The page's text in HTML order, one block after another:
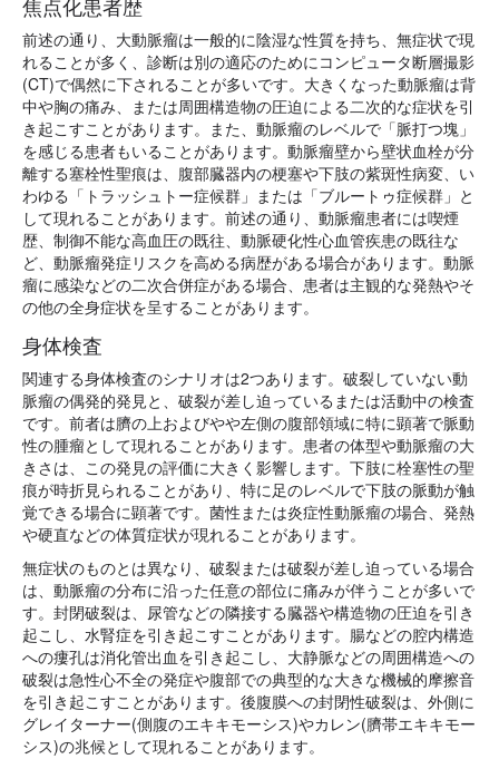
焦点化患者歴
前述の通り、大動脈瘤は一般的に陰湿な性質を持ち、無症状で現
れることが多く、診断は別の適応のためにコンピュータ断層撮影
(CT)で偶然に下されることが多いです。大きくなった動脈瘤は背
中や胸の痛み、または周囲構造物の圧迫による二次的な症状を引
き起こすことがあります。また、動脈瘤のレベルで「脈打つ塊」
を感じる患者もいることがあります。動脈瘤壁から壁状血栓が分
離する塞栓性聖痕は、腹部臓器内の梗塞や下肢の紫斑性病変、い
わゆる「トラッシュトー症候群」または「ブルートゥ症候群」と
して現れることがあります。前述の通り、動脈瘤患者には喫煙
歴、制御不能な高血圧の既往、動脈硬化性心血管疾患の既往な
ど、動脈瘤発症リスクを高める病歴がある場合があります。動脈
瘤に感染などの二次合併症がある場合、患者は主観的な発熱やそ
の他の全身症状を呈することがあります。
身体検査
関連する身体検査のシナリオは2つあります。破裂していない動
脈瘤の偶発的発見と、破裂が差し迫っているまたは活動中の検査
です。前者は臍の上およびやや左側の腹部領域に特に顕著で脈動
性の腫瘤として現れることがあります。患者の体型や動脈瘤の大
きさは、この発見の評価に大きく影響します。下肢に栓塞性の聖
痕が時折見られることがあり、特に足のレベルで下肢の脈動が触
覚できる場合に顕著です。菌性または炎症性動脈瘤の場合、発熱
や硬直などの体質症状が現れることがあります。
無症状のものとは異なり、破裂または破裂が差し迫っている場合
は、動脈瘤の分布に沿った任意の部位に痛みが伴うことが多いで
す。封閉破裂は、尿管などの隣接する臓器や構造物の圧迫を引き
起こし、水腎症を引き起こすことがあります。腸などの腔内構造
への瘻孔は消化管出血を引き起こし、大静脈などの周囲構造への
破裂は急性心不全の発症や腹部での典型的な大きな機械的摩擦音
を引き起こすことがあります。後腹膜への封閉性破裂は、外側に
グレイターナー(側腹のエキキモーシス)やカレン(臍帯エキキモー
シス)の兆候として現れることがあります。